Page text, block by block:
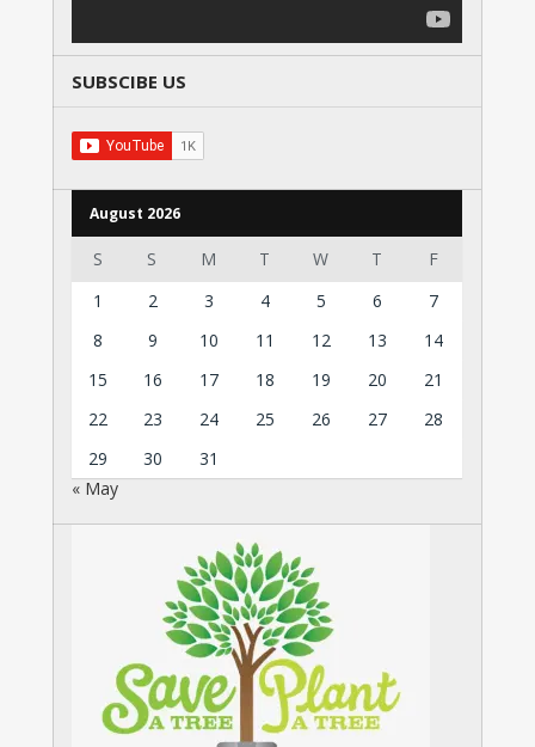
SUBSCIBE US
August 2026
S S M T W T
F
1
2 3 4 5 6
7
8
9 10 11 12 13
14
15
16 17 18 19 20
21
22
23 24 25 26 27
28
29
30
31
« May